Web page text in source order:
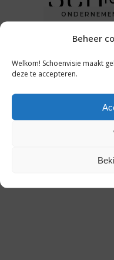
Beheer
Welkom! Schoenvisie maakt
deze te accepteren.
CBS:
NU IN